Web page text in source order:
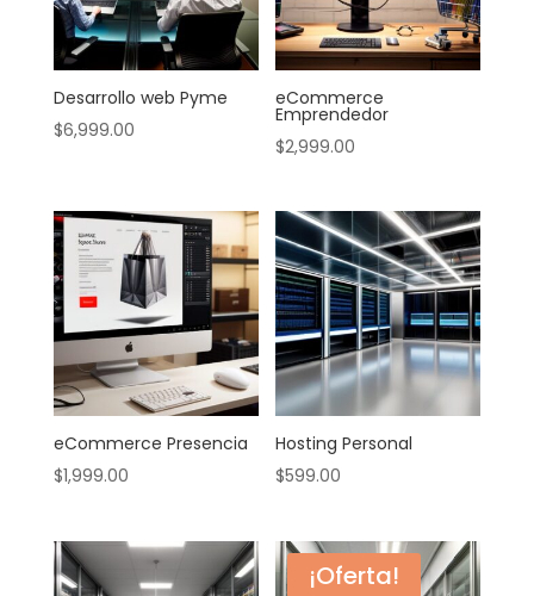
Desarrollo web Pyme
$6,999.00
eCommerce
Emprendedor
$2,999.00
eCommerce Presencia
$1,999.00
Hosting Personal
$599.00
¡Oferta!